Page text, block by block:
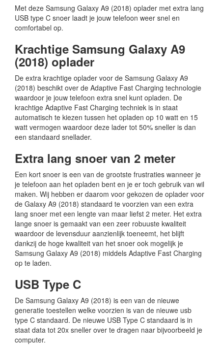
Met deze Samsung Galaxy A9 (2018) oplader met extra lang
USB type C snoer laadt je jouw telefoon weer snel en
comfortabel op.
Krachtige Samsung Galaxy A9
(2018) oplader
De extra krachtige oplader voor de Samsung Galaxy A9
(2018) beschikt over de Adaptive Fast Charging technologie
waardoor je jouw telefoon extra snel kunt opladen. De
krachtige Adaptive Fast Charging techniek is in staat
automatisch te kiezen tussen het opladen op 10 watt en 15
watt vermogen waardoor deze lader tot 50% sneller is dan
een standaard snellader.
Extra lang snoer van 2 meter
Een kort snoer is een van de grootste frustraties wanneer je
je telefoon aan het opladen bent en je er toch gebruik van wil
maken. Wij hebben er daarom voor gekozen de oplader voor
de Galaxy A9 (2018) standaard te voorzien van een extra
lang snoer met een lengte van maar liefst 2 meter. Het extra
lange snoer is gemaakt van een zeer robuuste kwaliteit
waardoor de levensduur aanzienlijk toeneemt, het blijft
dankzij de hoge kwaliteit van het snoer ook mogelijk je
Samsung Galaxy A9 (2018) middels Adaptive Fast Charging
op te laden.
USB Type C
De Samsung Galaxy A9 (2018) is een van de nieuwe
generatie toestellen welke voorzien is van de nieuwe usb
type C standaard. De nieuwe USB Type C standaard is in
staat data tot 20x sneller over te dragen naar bijvoorbeeld je
computer.